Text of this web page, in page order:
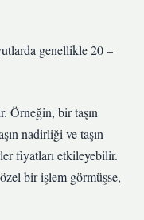
genellikle 20 –
Örneğin, bir taşın
nadirliği ve taşın
fiyatları etkileyebilir.
bir işlem görmüşse,